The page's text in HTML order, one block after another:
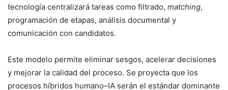
tecnología centralizará tareas como filtrado, matching,
programación de etapas, análisis documental y
comunicación con candidatos.
Este modelo permite eliminar sesgos, acelerar decisiones
y mejorar la calidad del proceso. Se proyecta que los
procesos híbridos humano–IA serán el estándar dominante